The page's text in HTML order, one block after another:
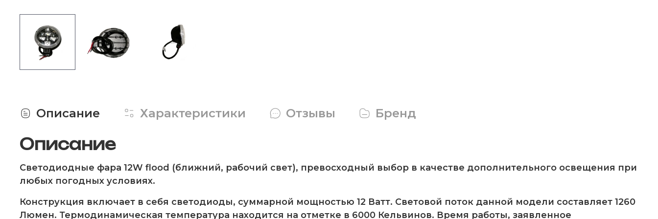
Описание Характеристики Отзывы Бренд
Описание
Светодиодные фара 12W flood (ближний, рабочий свет), превосходный выбор в качестве дополнительного освещения при
любых погодных условиях.
Конструкция включает в себя светодиоды, суммарной мощностью 12 Ватт. Световой поток данной модели составляет 1260
Люмен. Термодинамическая температура находится на отметке в 6000 Кельвинов. Время работы, заявленное